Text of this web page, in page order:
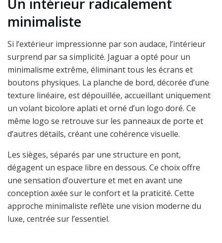
Un intérieur radicalement
minimaliste
Si l’extérieur impressionne par son audace, l’intérieur
surprend par sa simplicité. Jaguar a opté pour un
minimalisme extrême, éliminant tous les écrans et
boutons physiques. La planche de bord, décorée d’une
texture linéaire, est dépouillée, accueillant uniquement
un volant bicolore aplati et orné d’un logo doré. Ce
même logo se retrouve sur les panneaux de porte et
d’autres détails, créant une cohérence visuelle.
Les sièges, séparés par une structure en pont,
dégagent un espace libre en dessous. Ce choix offre
une sensation d’ouverture et met en avant une
conception axée sur le confort et la praticité. Cette
approche minimaliste reflète une vision moderne du
luxe, centrée sur l’essentiel.